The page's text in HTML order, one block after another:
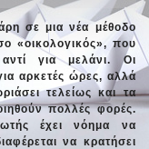
σε μια νέα μέθοδο
«οικολογικός», που
για μελάνι. Οι
αρκετές ώρες, αλλά
τελείως και τα
πολλές φορές.
έχει νόημα να
να κρατήσει